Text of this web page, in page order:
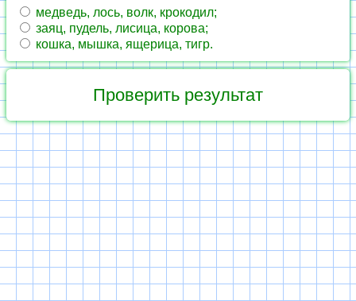
медведь, лось, волк, крокодил;
заяц, пудель, лисица, корова;
кошка, мышка, ящерица, тигр.